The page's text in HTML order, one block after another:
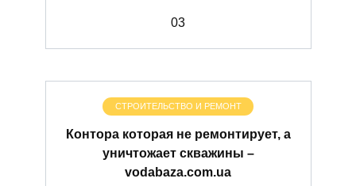
03
СТРОИТЕЛЬСТВО И РЕМОНТ
Контора которая не ремонтирует, а
уничтожает скважины –
vodabaza.com.ua